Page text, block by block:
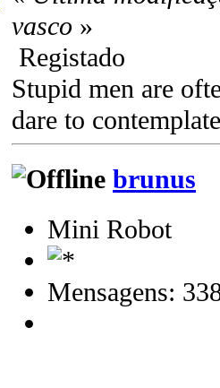
vasco »
Registado
Stupid men are
dare to
brunus
Mini Robot
Mensagens: